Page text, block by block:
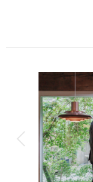
その他、撮影代金やロ
このプランで撮影可
相談予約する
来店・オンラ
撮影料
着付け
アルバム
衣装追加
家族と撮影